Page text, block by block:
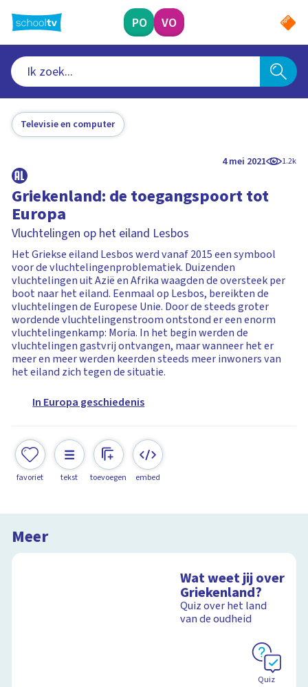
naar
hoofdinhoud
PO VO
Televisie en computer
4 mei 2021 1.2k
Griekenland: de toegangspoort tot
Europa
Vluchtelingen op het eiland Lesbos
Het Griekse eiland Lesbos werd vanaf 2015 een symbool
voor de vluchtelingenproblematiek. Duizenden
vluchtelingen uit Azië en Afrika waagden de oversteek per
boot naar het eiland. Eenmaal op Lesbos, bereikten de
vluchtelingen de Europese Unie. Door de steeds groter
wordende vluchtelingenstroom ontstond er een enorm
vluchtelingenkamp: Moria. In het begin werden de
vluchtelingen gastvrij ontvangen, maar wanneer het er
meer en meer werden keerden steeds meer inwoners van
het eiland zich tegen de situatie.
In Europa geschiedenis
favoriet tekst toevoegen embed
Meer
Wat weet jij over
Griekenland?
Quiz over het land
van de oudheid
Quiz